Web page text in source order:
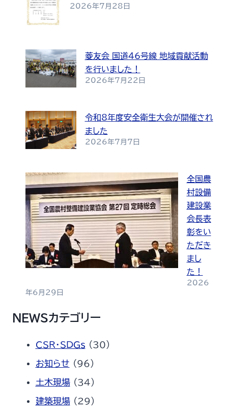
2026年7月28日
菱友会 国道46号線 地域貢献活動
を行いました！
2026年7月22日
令和8年度安全衛生大会が開催され
ました
2026年7月7日
全国農
村設備
建設業
会長表
彰をい
ただき
まし
た！
2026
年6月29日
NEWSカテゴリー
CSR・SDGs (30)
お知らせ (96)
土木現場(34)
建築現場(29)